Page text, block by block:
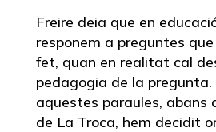
Freire deia que en
responem a preguntes
fet, quan en realitat cal
pedagogia de la
aquestes paraules, abans
de La Troca, hem decidit